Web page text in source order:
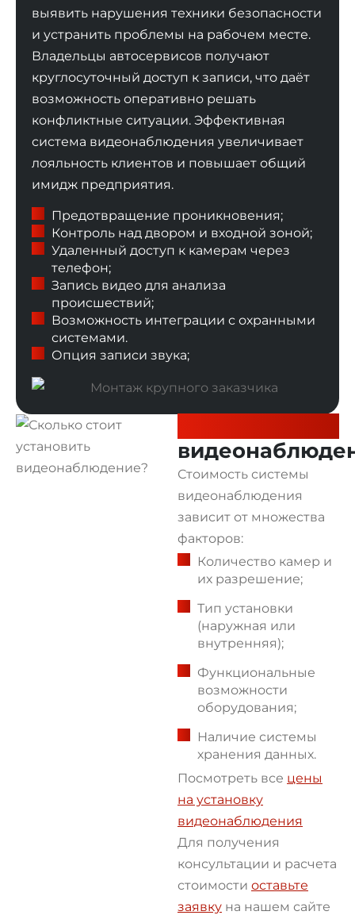
выявить нарушения техники безопасности
и устранить проблемы на рабочем месте.
Владельцы автосервисов получают
круглосуточный доступ к записи, что даёт
возможность оперативно решать
конфликтные ситуации. Эффективная
система видеонаблюдения увеличивает
лояльность клиентов и повышает общий
имидж предприятия.
Предотвращение проникновения;
Контроль над двором и входной зоной;
Удаленный доступ к камерам через
телефон;
Запись видео для анализа
происшествий;
Возможность интеграции с охранными
системами.
Опция записи звука;
Стоимость системы
видеонаблюдения
зависит от множества
факторов:
Количество камер и
их разрешение;
Тип установки
(наружная или
внутренняя);
Функциональные
возможности
оборудования;
Наличие системы
хранения данных.
Посмотреть все цены
на установку
видеонаблюдения
Для получения
консультации и расчета
стоимости оставьте
заявку на нашем сайте